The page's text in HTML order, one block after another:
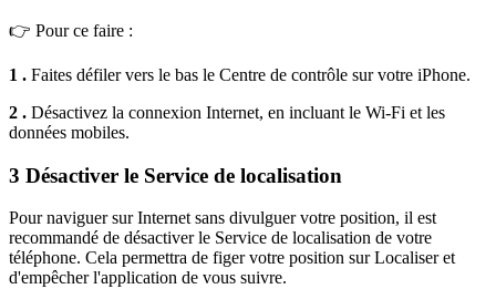
👉 Pour ce faire :
1 . Faites défiler vers le bas le Centre de contrôle sur votre iPhone.
2 . Désactivez la connexion Internet, en incluant le Wi-Fi et les
données mobiles.
3 Désactiver le Service de localisation
Pour naviguer sur Internet sans divulguer votre position, il est
recommandé de désactiver le Service de localisation de votre
téléphone. Cela permettra de figer votre position sur Localiser et
d'empêcher l'application de vous suivre.